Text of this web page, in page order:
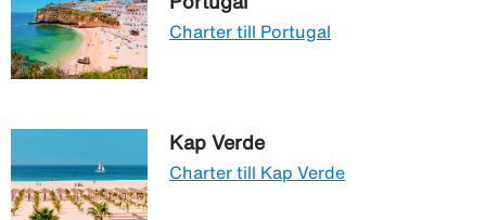
Charter till Portugal
Kap Verde
Charter till Kap Verde